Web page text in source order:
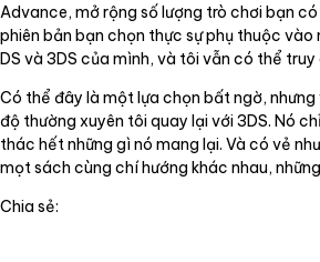
Advance, mở rộng số lượng trò chơi bạn
phiên bản bạn chọn thực sự phụ thuộc
DS và 3DS của mình, và tôi vẫn có thể
Có thể đây là một lựa chọn bất ngờ,
độ thường xuyên tôi quay lại với 3DS. Nó
thác hết những gì nó mang lại. Và có vẻ
mọt sách cùng chí hướng khác nhau,
Chia sẻ: